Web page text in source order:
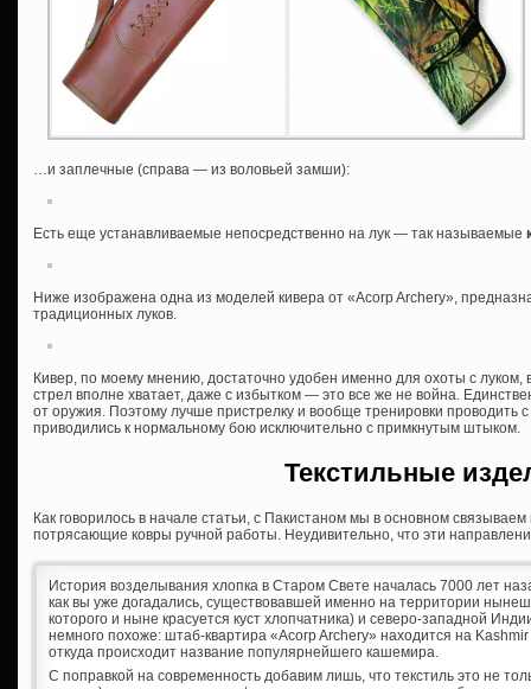
…и заплечные (справа — из воловьей замши):
Есть еще устанавливаемые непосредственно на лук — так называемые
Ниже изображена одна из моделей кивера от «Acorp Archery»,
традиционных луков.
Кивер, по моему мнению, достаточно удобен именно для охоты с луком,
стрел вполне хватает, даже с избытком — это все же не война.
от оружия. Поэтому лучше пристрелку и вообще тренировки проводить
приводились к нормальному бою исключительно с примкнутым штыком.
Текстильные
Как говорилось в начале статьи, с Пакистаном мы в основном
потрясающие ковры ручной работы. Неудивительно, что эти
История возделывания хлопка в Старом Свете началась 7000 лет
как вы уже догадались, существовавшей именно на территории
которого и ныне красуется куст хлопчатника) и северо-западной
немного похоже: штаб-квартира «Acorp Archery» находится на
откуда происходит название популярнейшего кашемира.
С поправкой на современность добавим лишь, что текстиль это не